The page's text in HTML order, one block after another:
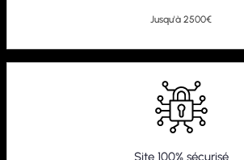
Jusqu'à 2500€
Site 100% sécurisé